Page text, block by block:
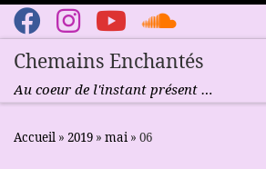
Passer au contenu
Chemains Enchantés
Au coeur de l'instant présent …
Accueil » 2019 » mai » 06